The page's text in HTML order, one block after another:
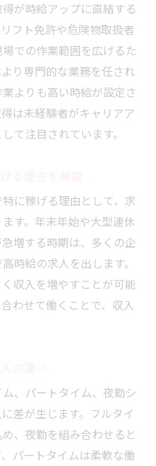
が時給アップに直結する
フト免許や危険物取扱者
での作業範囲を広げるた
り専門的な業務を任され
よりも高い時給が設定さ
は未経験者がキャリアア
て注目されています。
に稼げる理由として、求
す。年末年始や大型連休
増する時期は、多くの企
時給の求人を出します。
収入を増やすことが可能
わせて働くことで、収入
、パートタイム、夜勤シ
差が生じます。フルタイ
、夜勤を組み合わせると
パートタイムは柔軟な働